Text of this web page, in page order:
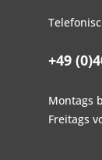
+49
Montags
Freitags